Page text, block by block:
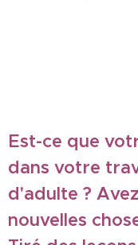
Est-ce que
dans votre
d'adulte ?
nouvelles